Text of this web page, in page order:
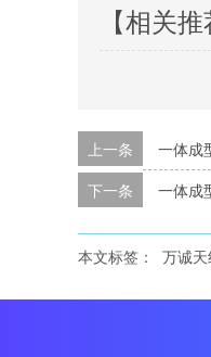
【相关推
上一条
一体成
下一条 一体成
本文标签： 万诚